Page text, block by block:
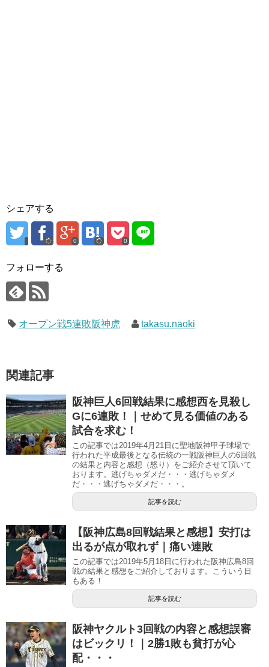
シェアする
0 0
フォローする
オープン戦5連敗阪神虎 takasu.naoki
関連記事
阪神巨人6回戦結果に感想西を見殺し
Gに6連敗！｜せめて見る価値のある
試合を求む！
この記事では2019年4月21日に聖地阪神甲子球場で
行われた平成最後となる伝統の一戦阪神巨人の6回戦
の結果と内容と感想（怒り）をご紹介させて頂いて
おります。逃げちゃダメだ・・・逃げちゃダメ
だ・・・逃げちゃダメだ・・・。
記事を読む
【阪神広島8回戦結果と感想】安打は
出るが点が取れず｜痛い連敗
この記事では2019年5月18日に行われた阪神広島8回
戦の結果と感想をご紹介しております。こういう日
もある！
記事を読む
阪神ヤクルト3回戦の内容と感想誤審
はビックリ！｜2勝1敗も貧打が心
配・・・